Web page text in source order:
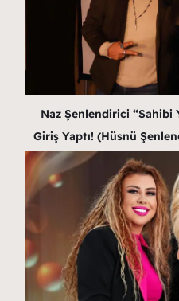
Naz Şenlendirici “Sahibi
Giriş Yaptı! (Hüsnü